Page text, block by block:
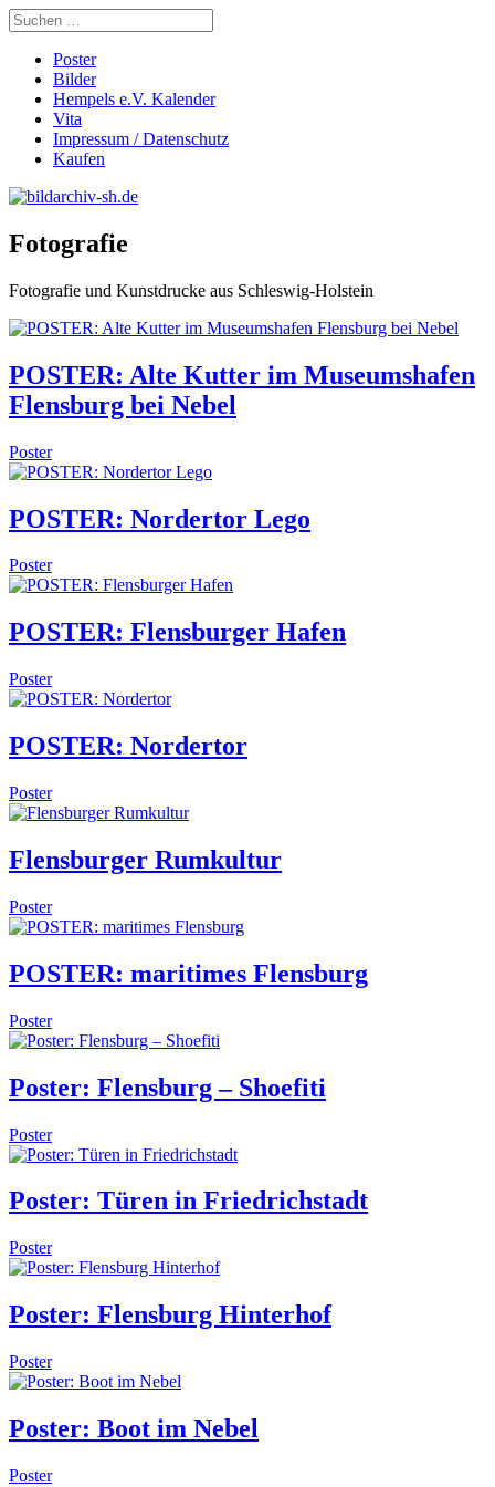
Poster
Bilder
Hempels e.V. Kalender
Vita
Impressum / Datenschutz
Kaufen
Fotografie
Fotografie und Kunstdrucke aus Schleswig-Holstein
POSTER: Alte Kutter im Museumshafen
Flensburg bei Nebel
Poster
POSTER: Nordertor Lego
Poster
POSTER: Flensburger Hafen
Poster
POSTER: Nordertor
Poster
Flensburger Rumkultur
Poster
POSTER: maritimes Flensburg
Poster
Poster: Flensburg – Shoefiti
Poster
Poster: Türen in Friedrichstadt
Poster
Poster: Flensburg Hinterhof
Poster
Poster: Boot im Nebel
Poster